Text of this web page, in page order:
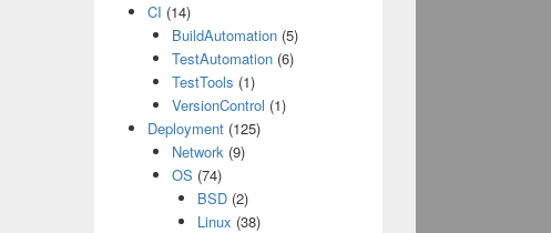
CI (14)
BuildAutomation (5)
TestAutomation (6)
TestTools (1)
VersionControl (1)
Deployment(125)
Network (9)
OS (74)
BSD(2)
Linux (38)